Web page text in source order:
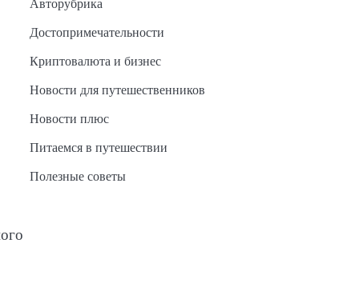
Достопримечательности
Криптовалюта и бизнес
Новости для путешественников
Новости плюс
Питаемся в путешествии
Полезные советы